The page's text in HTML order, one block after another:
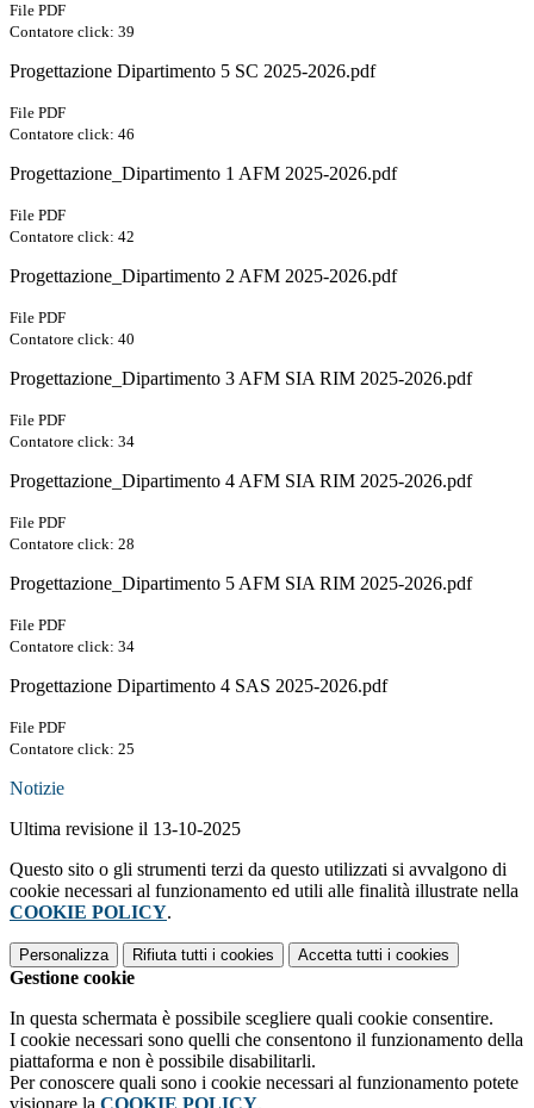
File PDF
Contatore click: 39
Progettazione Dipartimento 5 SC 2025-2026.pdf
File PDF
Contatore click: 46
Progettazione_Dipartimento 1 AFM 2025-2026.pdf
File PDF
Contatore click: 42
Progettazione_Dipartimento 2 AFM 2025-2026.pdf
File PDF
Contatore click: 40
Progettazione_Dipartimento 3 AFM SIA RIM 2025-2026.pdf
File PDF
Contatore click: 34
Progettazione_Dipartimento 4 AFM SIA RIM 2025-2026.pdf
File PDF
Contatore click: 28
Progettazione_Dipartimento 5 AFM SIA RIM 2025-2026.pdf
File PDF
Contatore click: 34
Progettazione Dipartimento 4 SAS 2025-2026.pdf
File PDF
Contatore click: 25
Notizie
Ultima revisione il 13-10-2025
Questo sito o gli strumenti terzi da questo utilizzati si avvalgono di
cookie necessari al funzionamento ed utili alle finalità illustrate nella
COOKIE POLICY.
Personalizza Rifiuta tutti i cookies Accetta tutti i cookies
Gestione cookie
In questa schermata è possibile scegliere quali cookie consentire.
I cookie necessari sono quelli che consentono il funzionamento della
piattaforma e non è possibile disabilitarli.
Per conoscere quali sono i cookie necessari al funzionamento potete
visionare la COOKIE POLICY.